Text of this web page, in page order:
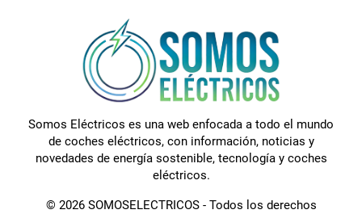
Somos Eléctricos es una web enfocada a todo el mundo
de coches eléctricos, con información, noticias y
novedades de energía sostenible, tecnología y coches
eléctricos.
© 2026 SOMOSELECTRICOS - Todos los derechos